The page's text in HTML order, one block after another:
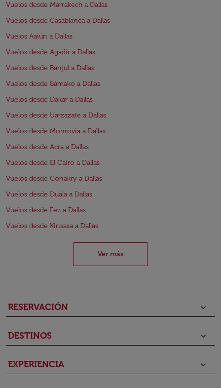
Vuelos desde Marrakech a Dallas
Vuelos desde Casablanca a Dallas
Vuelos Aaiún a Dallas
Vuelos desde Agadir a Dallas
Vuelos desde Banjul a Dallas
Vuelos desde Bámako a Dallas
Vuelos desde Dakar a Dallas
Vuelos desde Uarzazate a Dallas
Vuelos desde Monrovia a Dallas
Vuelos desde Acra a Dallas
Vuelos desde El Cairo a Dallas
Vuelos desde Conakry a Dallas
Vuelos desde Duala a Dallas
Vuelos desde Fez a Dallas
Vuelos desde Kinsasa a Dallas
Ver más
RESERVACIÓN keyboard_arrow_down
DESTINOS keyboard_arrow_down
EXPERIENCIA keyboard_arrow_down